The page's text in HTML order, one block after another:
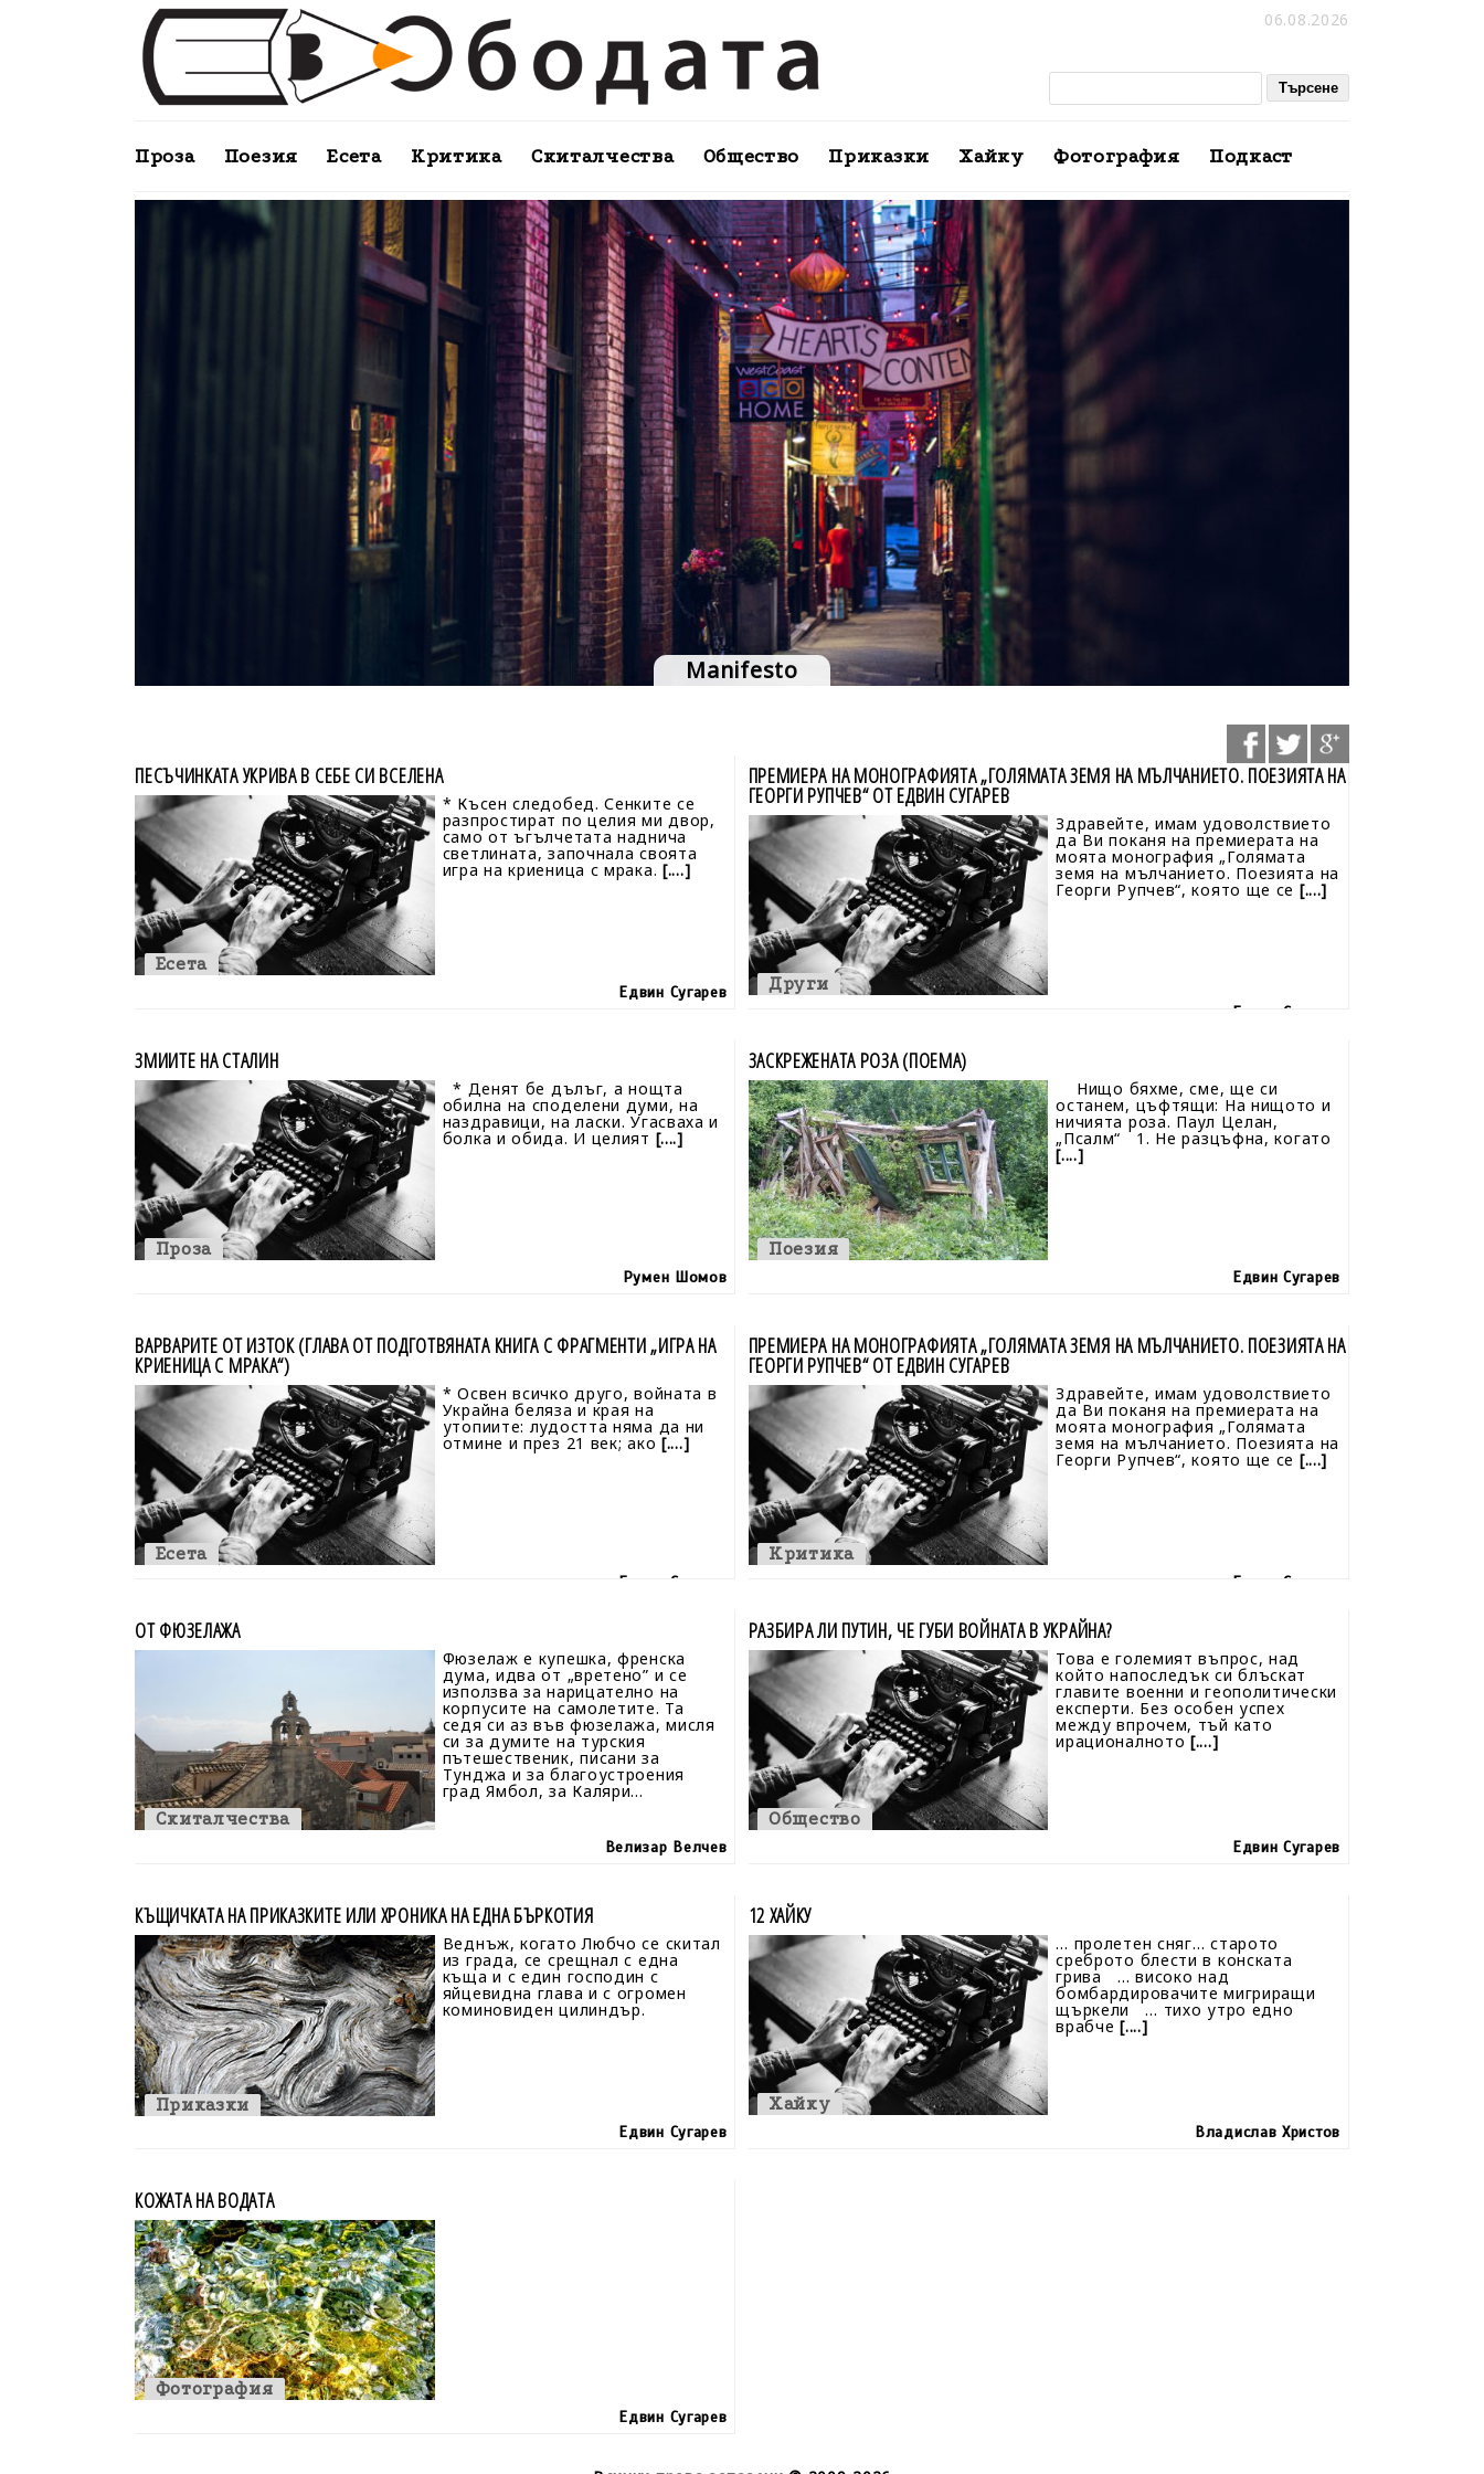
06.08.2026
Проза Поезия Есета Критика Скиталчества Общество Приказки Хайку Фотография Подкаст
Manifesto
ПЕСЪЧИНКАТА УКРИВА В СЕБЕ СИ ВСЕЛЕНА
Есета
* Късен следобед. Сенките се
разпростират по целия ми двор,
само от ъгълчетата наднича
светлината, започнала своята
игра на криеница с мрака. [....]
Едвин Сугарев
ПРЕМИЕРА НА МОНОГРАФИЯТА „ГОЛЯМАТА ЗЕМЯ НА МЪЛЧАНИЕТО. ПОЕЗИЯТА НА
ГЕОРГИ РУПЧЕВ“ ОТ ЕДВИН СУГАРЕВ
Други
Здравейте, имам удоволствието
да Ви поканя на премиерата на
моята монография „Голямата
земя на мълчанието. Поезията на
Георги Рупчев“, която ще се [....]
Едвин Сугарев
ЗМИИТЕ НА СТАЛИН
Проза
* Денят бе дълъг, а нощта
обилна на споделени думи, на
наздравици, на ласки. Угасваха и
болка и обида. И целият [....]
Румен Шомов
ЗАСКРЕЖЕНАТА РОЗА (ПОЕМА)
Поезия
Нищо бяхме, сме, ще си
останем, цъфтящи: На нищото и
ничията роза. Паул Целан,
„Псалм“ 1. Не разцъфна, когато
[....]
Едвин Сугарев
ВАРВАРИТЕ ОТ ИЗТОК (ГЛАВА ОТ ПОДГОТВЯНАТА КНИГА С ФРАГМЕНТИ „ИГРА НА
КРИЕНИЦА С МРАКА“)
Есета
* Освен всичко друго, войната в
Украйна беляза и края на
утопиите: лудостта няма да ни
отмине и през 21 век; ако [....]
Едвин Сугарев
ПРЕМИЕРА НА МОНОГРАФИЯТА „ГОЛЯМАТА ЗЕМЯ НА МЪЛЧАНИЕТО. ПОЕЗИЯТА НА
ГЕОРГИ РУПЧЕВ“ ОТ ЕДВИН СУГАРЕВ
Критика
Здравейте, имам удоволствието
да Ви поканя на премиерата на
моята монография „Голямата
земя на мълчанието. Поезията на
Георги Рупчев“, която ще се [....]
Едвин Сугарев
ОТ ФЮЗЕЛАЖА
Скиталчества
Фюзелаж е купешка, френска
дума, идва от „вретено” и се
използва за нарицателно на
корпусите на самолетите. Та
седя си аз във фюзелажа, мисля
си за думите на турския
пътешественик, писани за
Тунджа и за благоустроения
град Ямбол, за Каляри...
Велизар Велчев
РАЗБИРА ЛИ ПУТИН, ЧЕ ГУБИ ВОЙНАТА В УКРАЙНА?
Общество
Това е големият въпрос, над
който напоследък си блъскат
главите военни и геополитически
експерти. Без особен успех
между впрочем, тъй като
ирационалното[....]
Едвин Сугарев
КЪЩИЧКАТА НА ПРИКАЗКИТЕ ИЛИ ХРОНИКА НА ЕДНА БЪРКОТИЯ
Приказки
Веднъж, когато Любчо се скитал
из града, се срещнал с една
къща и с един господин с
яйцевидна глава и с огромен
коминовиден цилиндър.
Едвин Сугарев
12 ХАЙКУ
Хайку
… пролетен сняг… старото
среброто блести в конската
грива … високо над
бомбардировачите мигриращи
щъркели … тихо утро едно
врабче[....]
Владислав Христов
КОЖАТА НА ВОДАТА
Фотография
Едвин Сугарев